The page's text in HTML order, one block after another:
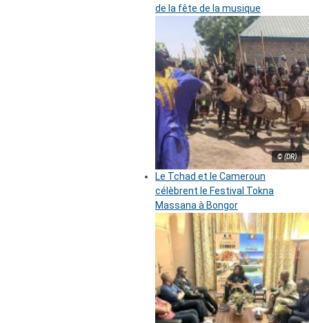
de la fête de la musique
© (DR)
Le Tchad et le Cameroun
célèbrent le Festival Tokna
Massana à Bongor